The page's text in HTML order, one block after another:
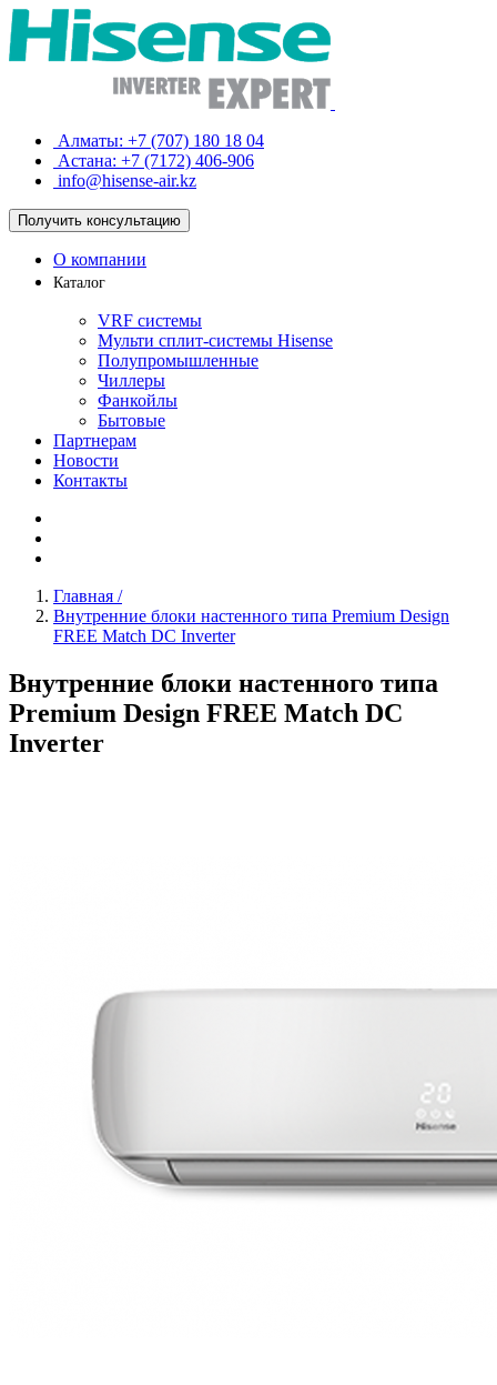
Алматы: +7 (707) 180 18 04
Астана: +7 (7172) 406-906
info@hisense-air.kz
Получить консультацию
О компании
Каталог
VRF системы
Мульти сплит-системы Hisense
Полупромышленные
Чиллеры
Фанкойлы
Бытовые
Партнерам
Новости
Контакты
Главная /
Внутренние блоки настенного типа Premium Design
FREE Match DC Inverter
Внутренние блоки настенного типа
Premium Design FREE Match DC
Inverter